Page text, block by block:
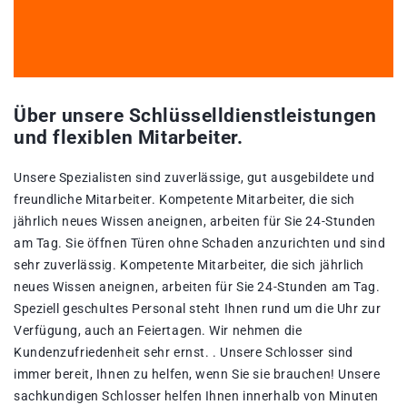
Über unsere Schlüsselldienstleistungen
und flexiblen Mitarbeiter.
Unsere Spezialisten sind zuverlässige, gut ausgebildete und
freundliche Mitarbeiter. Kompetente Mitarbeiter, die sich
jährlich neues Wissen aneignen, arbeiten für Sie 24-Stunden
am Tag. Sie öffnen Türen ohne Schaden anzurichten und sind
sehr zuverlässig. Kompetente Mitarbeiter, die sich jährlich
neues Wissen aneignen, arbeiten für Sie 24-Stunden am Tag.
Speziell geschultes Personal steht Ihnen rund um die Uhr zur
Verfügung, auch an Feiertagen. Wir nehmen die
Kundenzufriedenheit sehr ernst. . Unsere Schlosser sind
immer bereit, Ihnen zu helfen, wenn Sie sie brauchen! Unsere
sachkundigen Schlosser helfen Ihnen innerhalb von Minuten